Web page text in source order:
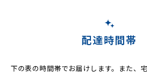
配達時間帯
下の表の時間帯でお届けします。また、